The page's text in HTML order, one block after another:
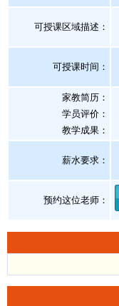
可授课区域描述：
可授课时间：
家教简历：
学员评价：
教学成果：
薪水要求：
预约这位老师：